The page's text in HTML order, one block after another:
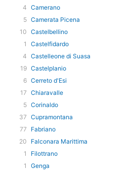
4 Camerano
5 Camerata Picena
10 Castelbellino
1
Castelfidardo
4 Castelleone di Suasa
19 Castelplanio
6 Cerreto d'Esi
17 Chiaravalle
5 Corinaldo
37 Cupramontana
77
Fabriano
20
Falconara Marittima
1
Filottrano
1
Genga